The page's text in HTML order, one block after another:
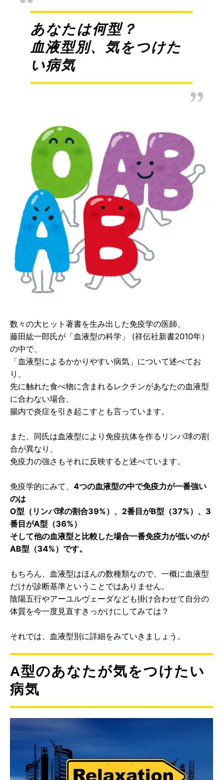
あなたは何型？
血液型別、気をつけた
い病気
数々の大ヒット著書を生み出した免疫学の医師、
藤田紘一郎氏が「血液型の科学」 (祥伝社新書2010年）
の中で、
「血液型によるかかりやすい病気」について述べてお
り、
先に触れた食べ物に含まれるレクチンがあなたの血液型
に合わない場合、
腸内で炎症を引き起こすとも言っています。
また、同氏は血液型により免疫抗体を作るリンパ球の割
合が異なり、
免疫力の強さもそれに反映すると述べています。
免疫学的にみて、 4つの血液型の中で免疫力が一番強い
のは
O型（リンパ球の割合39%）、2番目がB型（37%）、3
番目がA型（36%）
そして他の血液型と比較した場合一番免疫力が低いのが
AB型（34%）です。
もちろん、血液型はほんの数種類なので、一概に血液型
だけが診断基準ということではありません。
陰陽五行やアーユルヴェーダなども掛け合わせて自分の
体質を今一度見直すきっかけにしてみては？
それでは、血液型別に詳細をみていきましょう。
A型のあなたが気をつけたい
病気